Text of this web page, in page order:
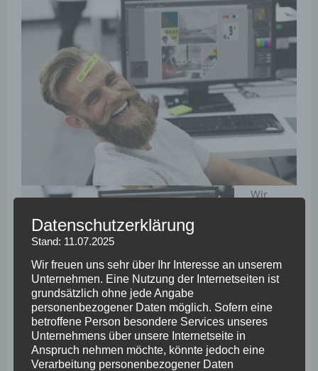
Wir
einer
erfüllenden, sinnstiftenden Arbeit, stets auf der Suche
nach dem Glück – doch was macht Glück im Job
Datenschutzerklärung
Stand: 11.07.2025
Wir freuen uns sehr über Ihr Interesse an unserem
Unternehmen. Eine Nutzung der Internetseiten ist
grundsätzlich ohne jede Angabe
personenbezogener Daten möglich. Sofern eine
betroffene Person besondere Services unseres
Unternehmens über unsere Internetseite in
Anspruch nehmen möchte, könnte jedoch eine
Verarbeitung personenbezogener Daten